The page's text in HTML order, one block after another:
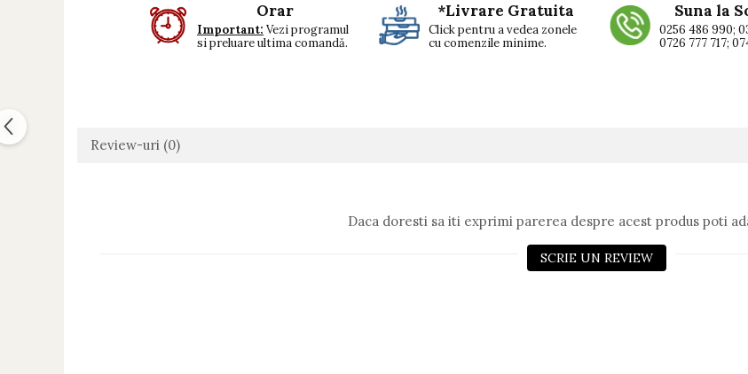
Orar
Important: Vezi programul
si preluare ultima comandă.
*Livrare Gratuita
Click pentru a vedea zonele
cu comenzile minime.
Suna la
0256 486 990;
0726 777 717;
Review-uri (0)
Daca doresti sa iti exprimi parerea despre acest produs poti
SCRIE UN REVIEW